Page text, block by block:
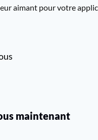
aimant pour votre
maintenant